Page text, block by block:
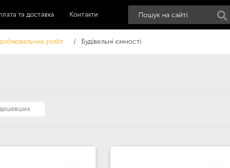
та доставка Контакти
робіт Будівельні ємності